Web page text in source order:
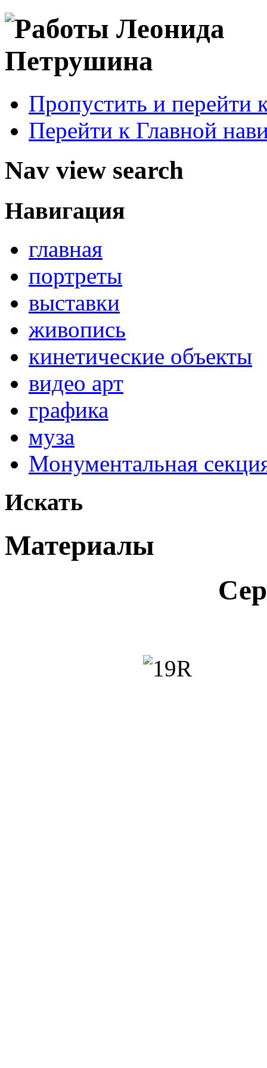
Пропустить и перейти
Перейти к Главной
Nav view search
Навигация
главная
портреты
выставки
живопись
кинетические объекты
видео арт
графика
муза
Монументальная
Искать
Материалы